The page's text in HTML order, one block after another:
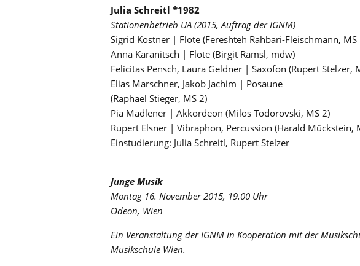
Julia Schreitl *1982
Stationenbetrieb UA (2015, Auftrag der IGNM)
Sigrid Kostner | Flöte (Fereshteh Rahbari-Fleischmann, MS
Anna Karanitsch | Flöte (Birgit Ramsl, mdw)
Felicitas Pensch, Laura Geldner | Saxofon (Rupert Stelzer,
Elias Marschner, Jakob Jachim | Posaune
(Raphael Stieger, MS 2)
Pia Madlener | Akkordeon (Milos Todorovski, MS 2)
Rupert Elsner | Vibraphon, Percussion (Harald Mückstein,
Einstudierung: Julia Schreitl, Rupert Stelzer
Junge Musik
Montag 16. November 2015, 19.00 Uhr
Odeon, Wien
Ein Veranstaltung der IGNM in Kooperation mit der
Musikschule Wien.